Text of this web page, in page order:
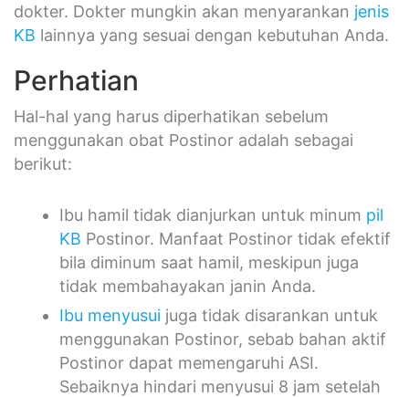
dokter. Dokter mungkin akan menyarankan jenis
KB lainnya yang sesuai dengan kebutuhan Anda.
Perhatian
Hal-hal yang harus diperhatikan sebelum
menggunakan obat Postinor adalah sebagai
berikut:
Ibu hamil tidak dianjurkan untuk minum pil
KB Postinor. Manfaat Postinor tidak efektif
bila diminum saat hamil, meskipun juga
tidak membahayakan janin Anda.
Ibu menyusui juga tidak disarankan untuk
menggunakan Postinor, sebab bahan aktif
Postinor dapat memengaruhi ASI.
Sebaiknya hindari menyusui 8 jam setelah